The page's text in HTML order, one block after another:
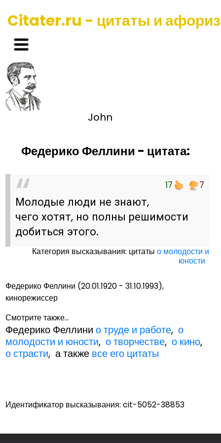
Citater.ru - цитаты и
John
Федерико Феллини - цитата:
17 7
Молодые люди не знают,
чего хотят, но полны решимости
добиться этого.
Категория высказывания: цитатыо молодости и
юности
Федерико Феллини (20.01.1920 - 31.10.1993),
кинорежиссер
Смотрите также...
Федерико Феллинио труде и работе,о
молодости и юности,о творчестве,о кино,
о страсти, а также все его цитаты
Идентификатор высказывания: cit-5052-38853